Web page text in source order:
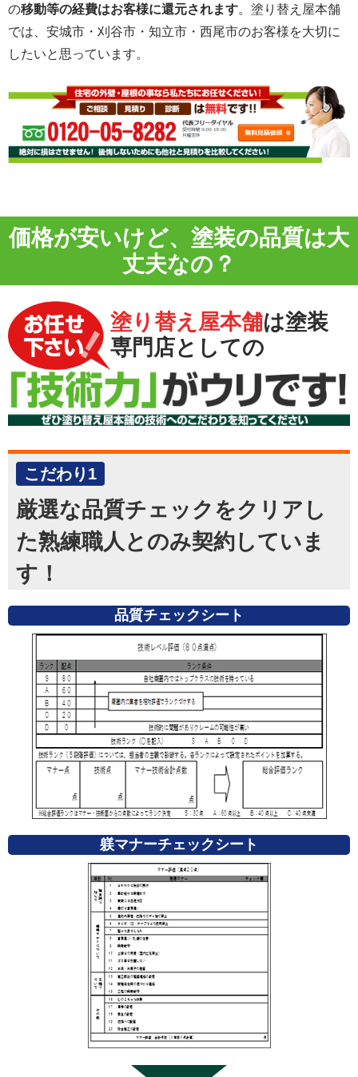
の移動等の経費はお客様に還元されます。塗り替え屋本舗
では、安城市・刈谷市・知立市・西尾市のお客様を大切に
したいと思っています。
価格が安いけど、 塗装の品質は大
丈夫なの？
塗り替え屋本舗は塗装
専門店としての
こだわり1
厳選な品質チェックをクリアし
た熟練職人とのみ契約していま
す！
品質チェックシート
躾マナーチェックシート